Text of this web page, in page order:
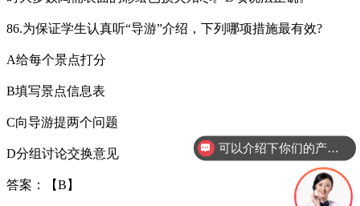
86.为保证学生认真听“导游”介绍，下列哪项措施最有效?
A给每个景点打分
B填写景点信息表
C向导游提两个问题
D分组讨论交换意见
答案：【B】
可以介绍下你们的产品么？